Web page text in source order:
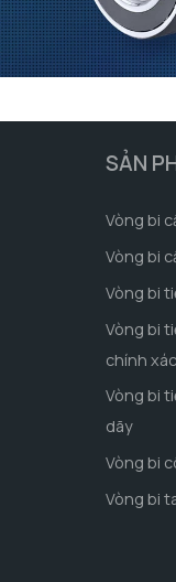
SẢN
Vòng bi
Vòng bi
Vòng bi
Vòng bi
chính
Vòng bi
dãy
Vòng bi
Vòng bi